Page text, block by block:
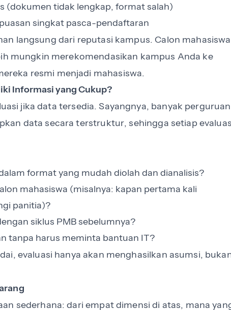
(dokumen tidak lengkap, format salah)
singkat pasca-pendaftaran
langsung dari reputasi kampus. Calon mahasiswa
mungkin merekomendasikan kampus Anda ke
resmi menjadi mahasiswa.
Informasi yang Cukup?
jika data tersedia. Sayangnya, banyak perguruan
data secara terstruktur, sehingga setiap
format yang mudah diolah dan dianalisis?
mahasiswa (misalnya: kapan pertama kali
panitia)?
siklus PMB sebelumnya?
tanpa harus meminta bantuan IT?
evaluasi hanya akan menghasilkan asumsi,
sederhana: dari empat dimensi di atas, mana